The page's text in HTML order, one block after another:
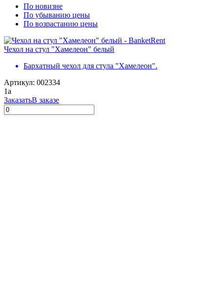
По новизне
По убыванию цены
По возрастанию цены
Чехол на стул "Хамелеон" белый
Бархатный чехол для стула "Хамелеон".
Артикул: 002334
1a
ЗаказатьВ заказе